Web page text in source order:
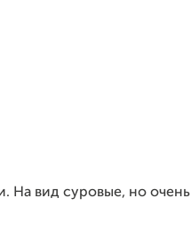
На вид суровые, но